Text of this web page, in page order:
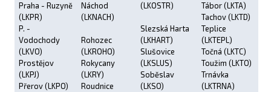
Praha - Ruzyně
(LKPR)
P. -
Vodochody
(LKVO)
Prostějov
(LKPJ)
Přerov (LKPO)
Náchod
(LKNACH)
Rohozec
(LKROHO)
Rokycany
(LKRY)
Roudnice
(LKOSTR)
Slezská Harta
(LKHART)
Slušovice
(LKSLUS)
Soběslav
(LKSO)
Tábor (LKTA)
Tachov (LKTD)
Teplice
(LKTEPL)
Točná (LKTC)
Toužim (LKTO)
Trnávka
(LKTRNA)